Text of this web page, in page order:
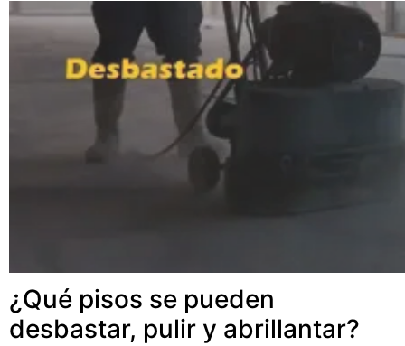
¿Qué pisos se pueden
desbastar, pulir y abrillantar?